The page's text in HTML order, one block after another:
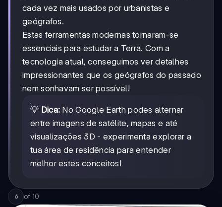
cada vez mais usados por urbanistas e
geógrafos.
Estas ferramentas modernas tornaram-se
essenciais para estudar a Terra. Com a
tecnologia atual, conseguimos ver detalhes
impressionantes que os geógrafos do passado
nem sonhavam ser possível!
💡 Dica: No Google Earth podes alternar
entre imagens de satélite, mapas e até
visualizações 3D - experimenta explorar a
tua área de residência para entender
melhor estes conceitos!
6 of 10